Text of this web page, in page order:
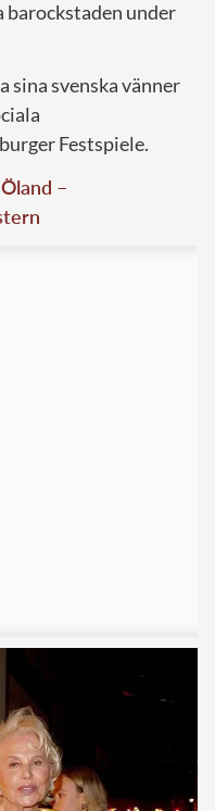
barockstaden under
sina svenska vänner
Festspiele.
–